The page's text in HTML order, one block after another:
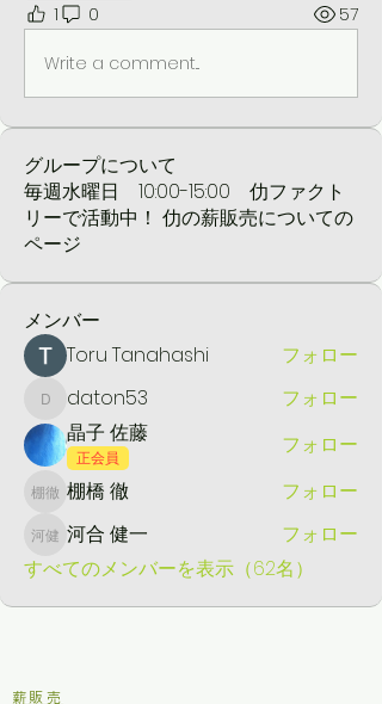
1 0 57
Write a comment...
グループについて
毎週水曜日 10:00-15:00 仂ファクト
リーで活動中！ 仂の薪販売についての
ページ
メンバー
Toru Tanahashi フォロー
daton53
daton53
フォロー
晶子 佐藤
正会員 フォロー
棚橋 徹棚橋 徹 フォロー
河合 健一
河合 健一
フォロー
すべてのメンバーを表示（62名）
​薪販売